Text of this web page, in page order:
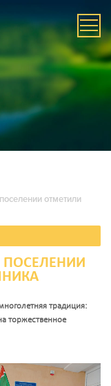
отметили
ПОСЕЛЕНИИ
традиция:
торжественное